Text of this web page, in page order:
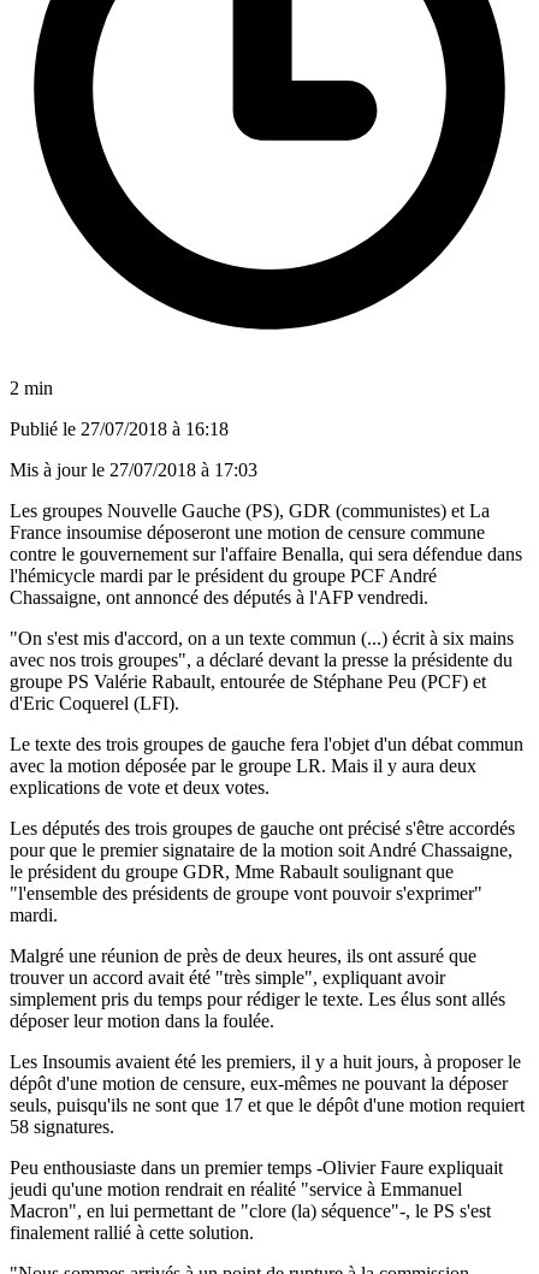
2 min
Publié le 27/07/2018 à 16:18
Mis à jour le 27/07/2018 à 17:03
Les groupes Nouvelle Gauche (PS), GDR (communistes) et La
France insoumise déposeront une motion de censure commune
contre le gouvernement sur l'affaire Benalla, qui sera défendue dans
l'hémicycle mardi par le président du groupe PCF André
Chassaigne, ont annoncé des députés à l'AFP vendredi.
"On s'est mis d'accord, on a un texte commun (...) écrit à six mains
avec nos trois groupes", a déclaré devant la presse la présidente du
groupe PS Valérie Rabault, entourée de Stéphane Peu (PCF) et
d'Eric Coquerel (LFI).
Le texte des trois groupes de gauche fera l'objet d'un débat commun
avec la motion déposée par le groupe LR. Mais il y aura deux
explications de vote et deux votes.
Les députés des trois groupes de gauche ont précisé s'être accordés
pour que le premier signataire de la motion soit André Chassaigne,
le président du groupe GDR, Mme Rabault soulignant que
"l'ensemble des présidents de groupe vont pouvoir s'exprimer"
mardi.
Malgré une réunion de près de deux heures, ils ont assuré que
trouver un accord avait été "très simple", expliquant avoir
simplement pris du temps pour rédiger le texte. Les élus sont allés
déposer leur motion dans la foulée.
Les Insoumis avaient été les premiers, il y a huit jours, à proposer le
dépôt d'une motion de censure, eux-mêmes ne pouvant la déposer
seuls, puisqu'ils ne sont que 17 et que le dépôt d'une motion requiert
58 signatures.
Peu enthousiaste dans un premier temps -Olivier Faure expliquait
jeudi qu'une motion rendrait en réalité "service à Emmanuel
Macron", en lui permettant de "clore (la) séquence"-, le PS s'est
finalement rallié à cette solution.